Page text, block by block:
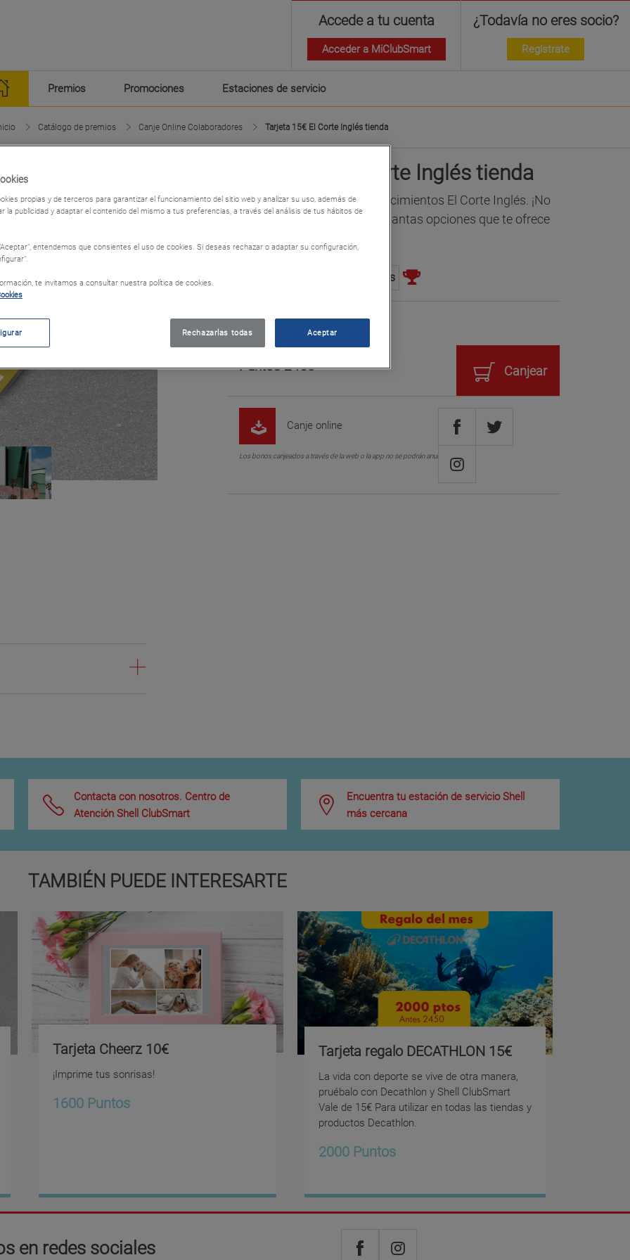
Accede a tu cuenta
Acceder a MiClubSmart
¿Todavía no eres socio?
Regístrate
Premios Promociones Estaciones de servicio
Catálogo de premios Canje Online Colaboradores Tarjeta 15€ El Corte Inglés tienda
Tarjeta 15€ El Corte Inglés tienda
Para uso exclusivo en establecimientos El Corte Inglés. ¡No
sabrás en qué gastarla entre tantas opciones que te ofrece
Canje Online Colaboradores
Cod. 76307
Puntos 2450 Canjear
Canje online
Los bonos canjeados a través de la web o la app no se podrán anular o cambiar.
Contacta con nosotros. Centro de
Atención Shell ClubSmart
Encuentra tu estación de servicio Shell
más cercana
TAMBIÉN PUEDE INTERESARTE
Tarjeta Cheerz 10€
¡Imprime tus sonrisas!
1600 Puntos
Tarjeta regalo DECATHLON 15€
La vida con deporte se vive de otra manera,
pruébalo con Decathlon y Shell ClubSmart
Vale de 15€ Para utilizar en todas las tiendas y
productos Decathlon.
2000 Puntos
en redes sociales
propias y de terceros para garantizar el funcionamiento del sitio web y analizar su uso, además de
la publicidad y adaptar el contenido del mismo a tus preferencias, a través del análisis de tus hábitos de
entendemos que consientes el uso de cookies. Si deseas rechazar o adaptar su configuración,
te invitamos a consultar nuestra política de cookies.
Rechazarlas todas Aceptar